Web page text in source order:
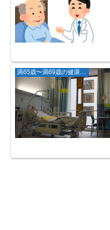
満65歳〜満69歳の健康な方